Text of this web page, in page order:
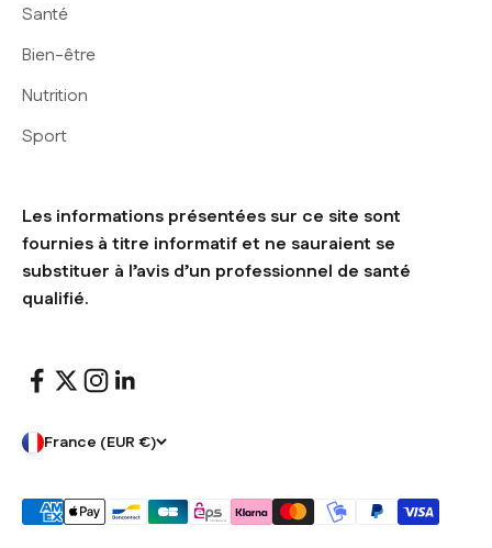
Santé
Bien-être
Nutrition
Sport
Les informations présentées sur ce site sont
fournies à titre informatif et ne sauraient se
substituer à l’avis d’un professionnel de santé
qualifié.
France (EUR €)